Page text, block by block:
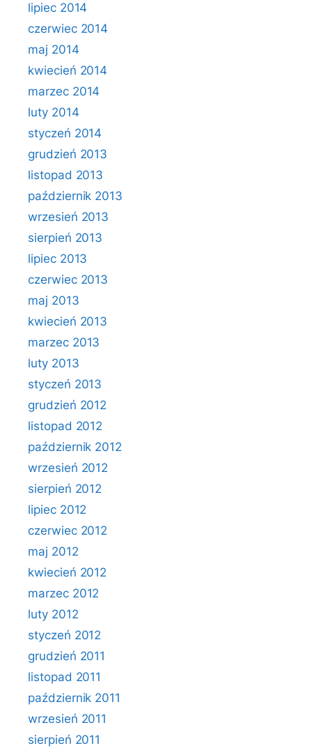
lipiec 2014
czerwiec 2014
maj 2014
kwiecień 2014
marzec 2014
luty 2014
styczeń 2014
grudzień 2013
listopad 2013
październik 2013
wrzesień 2013
sierpień 2013
lipiec 2013
czerwiec 2013
maj 2013
kwiecień 2013
marzec 2013
luty 2013
styczeń 2013
grudzień 2012
listopad 2012
październik 2012
wrzesień 2012
sierpień 2012
lipiec 2012
czerwiec 2012
maj 2012
kwiecień 2012
marzec 2012
luty 2012
styczeń 2012
grudzień 2011
listopad 2011
październik 2011
wrzesień 2011
sierpień 2011